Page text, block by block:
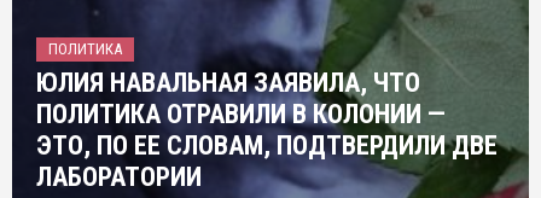
ПОЛИТИКА
ЮЛИЯ НАВАЛЬНАЯ ЗАЯВИЛА, ЧТО
ПОЛИТИКА ОТРАВИЛИ В КОЛОНИИ —
ЭТО, ПО ЕЕ СЛОВАМ, ПОДТВЕРДИЛИ ДВЕ
ЛАБОРАТОРИИ